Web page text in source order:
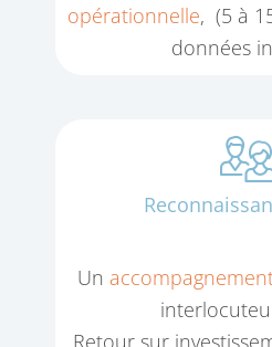
opérationnelle, (5 à
données
Un
Retour sur